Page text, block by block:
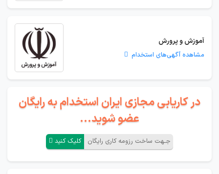
آموزش و پرورش
مشاهده آگهی‌های استخدام
در کاریابی مجازی ایران استخدام به رایگان
عضو شوید...
جـهت ساخت رزومه کاری رایگان کلیک کنید